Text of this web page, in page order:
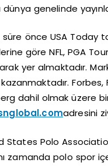
genelinde
süre önce USA
göre NFL, PGA
yer almaktadır.
dahil olmak üzere
adresini
States Polo
zamanda polo spor